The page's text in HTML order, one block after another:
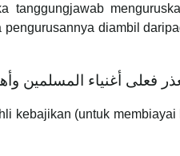
tanggungjawab
diambil
kebajikan (untuk